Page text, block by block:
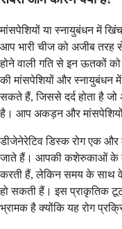
मांसपेशियों या स्नायुबंधन में
आप भारी चीज को अजीब तरह
होने वाली गति से इन ऊतकों
की मांसपेशियों और स्नायुबंधन
सकते हैं, जिससे दर्द होता है
है। आप अकड़न और
डीजेनेरेटिव डिस्क रोग एक
जाते हैं। आपकी कशेरुकाओं के
करती हैं, लेकिन समय के साथ
हो सकती हैं। इस प्राकृतिक
भ्रामक है क्योंकि यह रोग